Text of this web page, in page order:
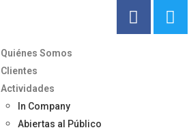
Quiénes Somos
Clientes
Actividades
In Company
Abiertas al Público